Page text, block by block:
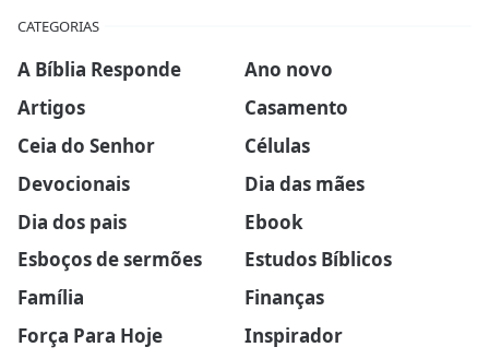
CATEGORIAS
A Bíblia Responde
Ano novo
Artigos
Casamento
Ceia do Senhor
Células
Devocionais
Dia das mães
Dia dos pais
Ebook
Esboços de sermões
Estudos Bíblicos
Família
Finanças
Força Para Hoje
Inspirador